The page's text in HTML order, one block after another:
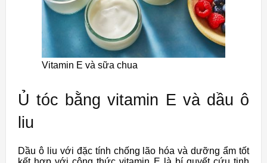
Vitamin E và sữa chua
Ủ tóc bằng vitamin E và dầu ô
liu
Dầu ô liu với đặc tính chống lão hóa và dưỡng ẩm tốt